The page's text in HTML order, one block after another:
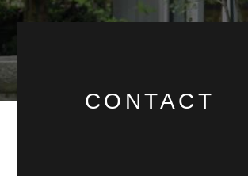
CONTACT